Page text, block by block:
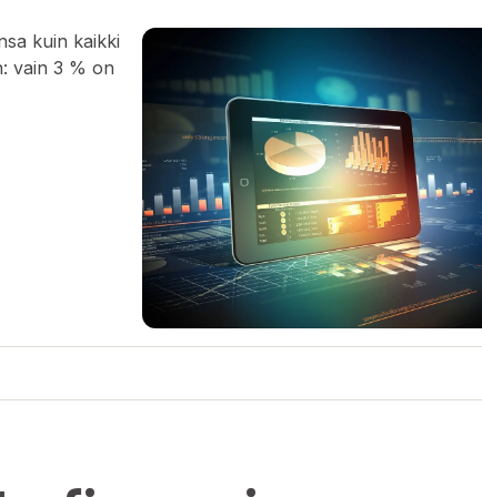
kuin kaikki
vain 3 % on